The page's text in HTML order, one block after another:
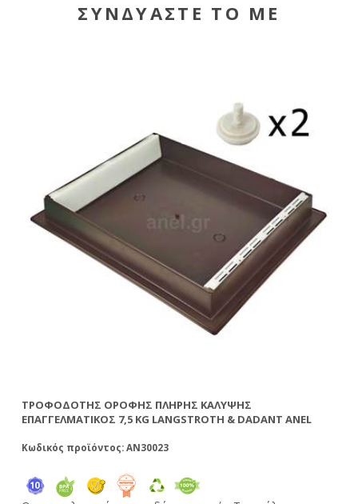
ΣΥΝΔΥΑΣΤΕ ΤΟ ΜΕ
ΤΡΟΦΟΔΌΤΗΣ ΟΡΟΦΉΣ ΠΛΉΡΗΣ ΚΆΛΥΨΗΣ
ΕΠΑΓΓΕΛΜΑΤΙΚΌΣ 7,5 KG LANGSTROTH & DADANT ANEL
Κωδικός προϊόντος: AN30023